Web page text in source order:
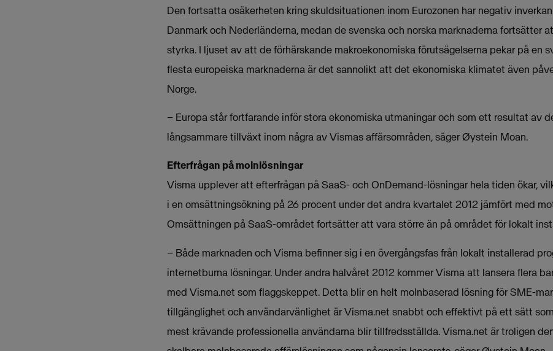
Den fortsatta osäkerheten kring skuldsituationen inom Eurozonen har negativ
Danmark och Nederländerna, medan de svenska och norska marknaderna fortsätter
styrka. I ljuset av att de förhärskande makroekonomiska förutsägelserna pekar på en
flesta europeiska marknaderna är det sannolikt att det ekonomiska klimatet även
Norge.
– Europa står fortfarande inför stora ekonomiska utmaningar och som ett resultat av
långsammare tillväxt inom några av Vismas affärsområden, säger Øystein Moan.
Efterfrågan på molnlösningar
Visma upplever att efterfrågan på SaaS- och OnDemand-lösningar hela tiden ökar,
i en omsättningsökning på 26 procent under det andra kvartalet 2012 jämfört med
Omsättningen på SaaS-området fortsätter att vara större än på området för lokalt
– Både marknaden och Visma befinner sig i en övergångsfas från lokalt installerad
internetburna lösningar. Under andra halvåret 2012 kommer Visma att lansera flera
med Visma.net som flaggskeppet. Detta blir en helt molnbaserad lösning för SME-
tillgänglighet och användarvänlighet är Visma.net snabbt och effektivt på ett sätt
mest krävande professionella användarna blir tillfredsställda. Visma.net är troligen